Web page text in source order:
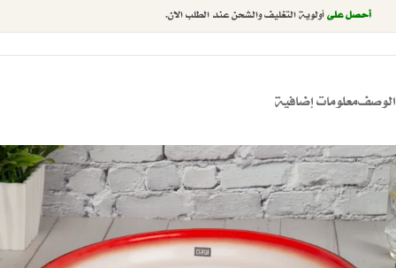
أحصل علىأولوية التغليف والشحن عند الطلب الان.
الوصفمعلومات إضافية